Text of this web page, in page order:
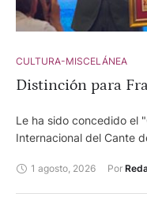
CULTURA-MISCELÁNEA
Distinción para
Le ha sido concedido el
Internacional del Cante
1 agosto, 2026 Por